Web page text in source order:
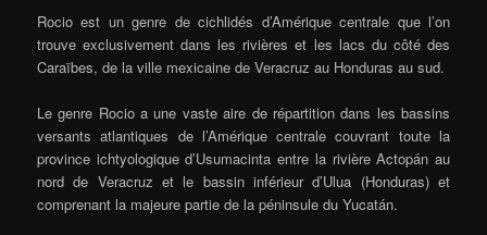
Rocio est un genre de cichlidés d’Amérique centrale que l’on
trouve exclusivement dans les rivières et les lacs du côté des
Caraïbes, de la ville mexicaine de Veracruz au Honduras au sud.
Le genre Rocio a une vaste aire de répartition dans les bassins
versants atlantiques de l’Amérique centrale couvrant toute la
province ichtyologique d’Usumacinta entre la rivière Actopán au
nord de Veracruz et le bassin inférieur d’Ulua (Honduras) et
comprenant la majeure partie de la péninsule du Yucatán.